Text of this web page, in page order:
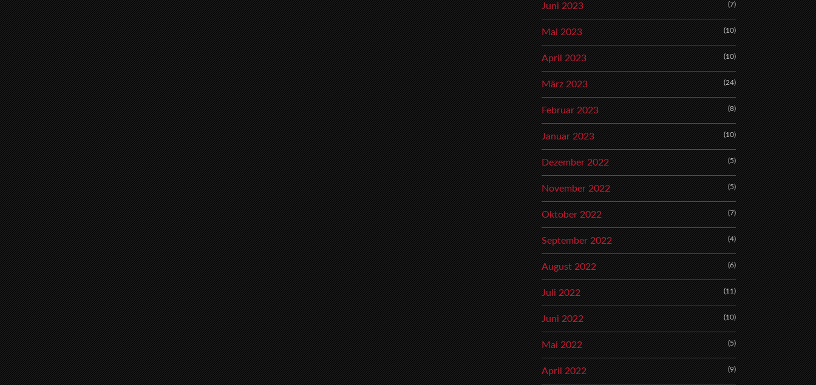
Juni 2023 (7)
Mai 2023 (10)
April 2023 (10)
März 2023 (24)
Februar 2023 (8)
Januar 2023 (10)
Dezember 2022 (5)
November 2022 (5)
Oktober 2022 (7)
September 2022 (4)
August 2022 (6)
Juli 2022 (11)
Juni 2022 (10)
Mai 2022 (5)
April 2022 (9)